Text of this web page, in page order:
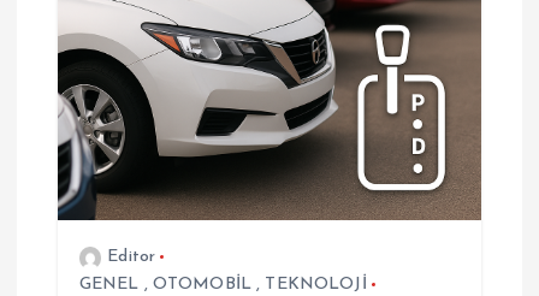
e
s
Editor
GENEL , OTOMOBİL , TEKNOLOJİ